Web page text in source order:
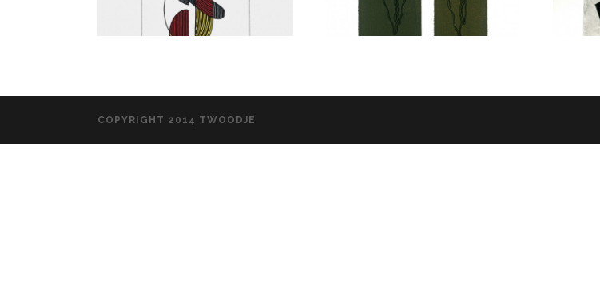
COPYRIGHT 2014 TWOODJE